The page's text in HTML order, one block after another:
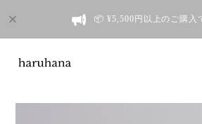
📦 ¥5,500円以上のご購入